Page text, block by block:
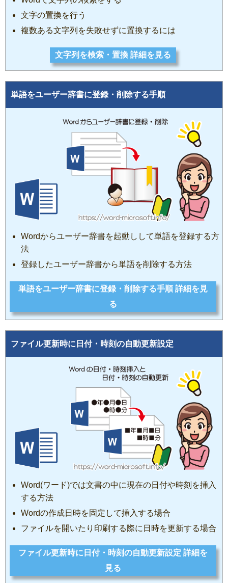
文字の置換を行う
複数ある文字列を失敗せずに置換するには
文字列を検索・置換 詳細を見る
単語をユーザー辞書に登録・削除する手順
Wordからユーザー辞書を起動しして単語を登録する方
法
登録したユーザー辞書から単語を削除する方法
単語をユーザー辞書に登録・削除する手順 詳細を見
る
ファイル更新時に日付・時刻の自動更新設定
Word(ワード)では文書の中に現在の日付や時刻を挿入
する方法
Wordの作成日時を固定して挿入する場合
ファイルを開いたり印刷する際に日時を更新する場合
ファイル更新時に日付・時刻の自動更新設定 詳細を
見る